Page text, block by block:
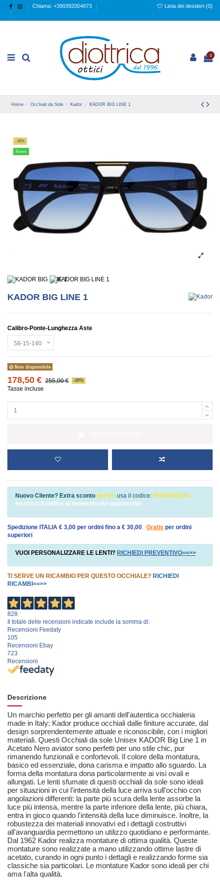
Chiama: +390392004873 Lista dei desideri (0)
0
Home Occhiali da Sole Kador KADOR BIG LINE 1
-30%
Nuovo
KADOR BIG LINE 1
Calibro-Ponte-Lunghezza Aste
Non disponibile
178,50 € 255,00 € -30%
Tasse incluse
Nuovo Cliente? Extra sconto del 5% usa il codice: PRIMAVOLTA
Inserisci il codice al momento del pagamento
Spedizione ITALIA € 3,00 per ordini fino a € 30,00. Gratis per ordini
superiori
VUOI PERSONALIZZARE LE LENTI? RICHIEDI PREVENTIVO==>>
TI SERVE UN RICAMBIO PER QUESTO OCCHIALE? RICHIEDI
RICAMBI==>>
828
Il totale delle recensioni indicate include la somma di:
Recensioni Feedaty
105
Recensioni Ebay
723
Recensioni
Descrizione
Un marchio perfetto per gli amanti dell'autentica occhialeria
made in Italy: Kador produce occhiali dalle finiture accurate, dal
design sorprendentemente attuale e riconoscibile, con i migliori
materiali. Questi Occhiali da sole Unisex KADOR Big Line 1 in
Acetato Nero aviator sono perfetti per uno stile chic, pur
rimanendo funzionali e confortevoli. Il colore della montatura,
basico ed essenziale, dona carisma e impatto allo sguardo. La
forma della montatura dona particolarmente ai visi ovali e
allungati. Le lenti sfumate di questi occhiali da sole sono ideali
per situazioni in cui l'intensità della luce arriva sull'occhio con
angolazioni differenti: la parte più scura della lente assorbe la
luce più intensa, mentre la parte inferiore della lente, più chiara,
entra in gioco quando l'intensità della luce diminuisce. Inoltre, la
robustezza dei materiali innovativi ed i dettagli costruttivi
all'avanguardia permettono un utilizzo quotidiano e performante.
Dal 1962 Kador realizza montature di ottima qualità. Queste
montature sono realizzate a mano utilizzando ottime lastre di
acetato, curando in ogni punto i dettagli e realizzando forme sia
classiche sia particolari. Le montature Kador sono ideali per chi
ama l'alta qualità.